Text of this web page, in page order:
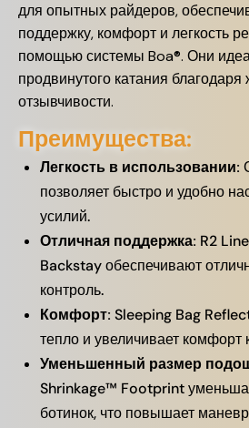
для опытных райдеров,
поддержку, комфорт и легкость
помощью системы Boa®. Они
продвинутого катания благодаря
отзывчивости.
Преимущества:
Легкость в использовании:
позволяет быстро и удобно
усилий.
Отличная поддержка: R2
Backstay обеспечивают
контроль.
Комфорт: Sleeping Bag
тепло и увеличивает комфорт
Уменьшенный размер
Shrinkage™ Footprint
ботинок, что повышает